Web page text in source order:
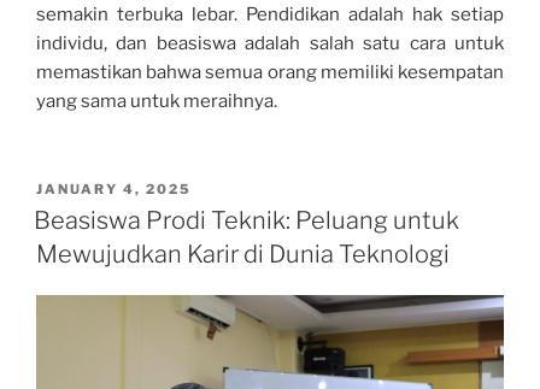
semakin terbuka lebar. Pendidikan adalah hak setiap
individu, dan beasiswa adalah salah satu cara untuk
memastikan bahwa semua orang memiliki kesempatan
yang sama untuk meraihnya.
POSTED
ON
JANUARY 4, 2025
Beasiswa Prodi Teknik: Peluang untuk
Mewujudkan Karir di Dunia Teknologi